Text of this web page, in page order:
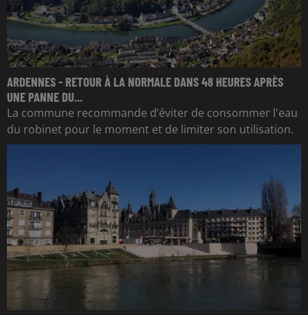
ARDENNES - RETOUR À LA NORMALE DANS 48 HEURES APRÈS
UNE PANNE DU...
La commune recommande d’éviter de consommer l'eau
du robinet pour le moment et de limiter son utilisation.